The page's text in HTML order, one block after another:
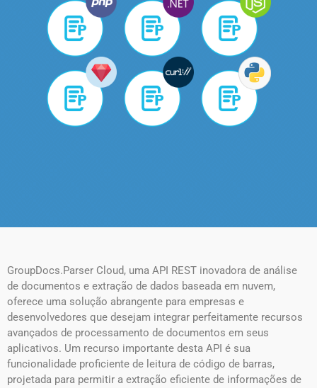
GroupDocs.Parser Cloud, uma API REST inovadora de análise
de documentos e extração de dados baseada em nuvem,
oferece uma solução abrangente para empresas e
desenvolvedores que desejam integrar perfeitamente recursos
avançados de processamento de documentos em seus
aplicativos. Um recurso importante desta API é sua
funcionalidade proficiente de leitura de código de barras,
projetada para permitir a extração eficiente de informações de